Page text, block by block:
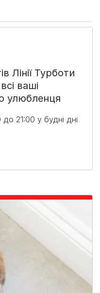
Лінії Турботи
ваші
улюбленця
21:00 у будні дні